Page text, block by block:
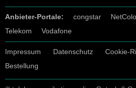
Anbieter-Portale: congstar
Telekom
Vodafone
Impressum Datenschutz Cookie-
Bestellung